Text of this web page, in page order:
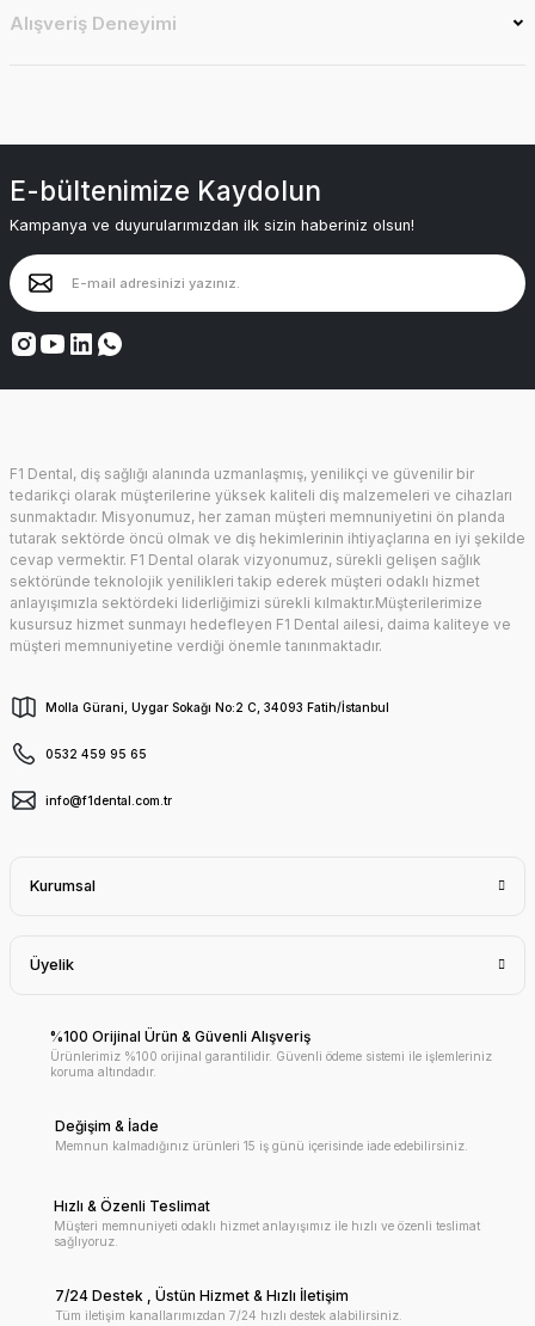
Alışveriş Deneyimi
E-bültenimize Kaydolun
Kampanya ve duyurularımızdan ilk sizin haberiniz olsun!
F1 Dental, diş sağlığı alanında uzmanlaşmış, yenilikçi ve güvenilir bir
tedarikçi olarak müşterilerine yüksek kaliteli diş malzemeleri ve cihazları
sunmaktadır. Misyonumuz, her zaman müşteri memnuniyetini ön planda
tutarak sektörde öncü olmak ve diş hekimlerinin ihtiyaçlarına en iyi şekilde
cevap vermektir. F1 Dental olarak vizyonumuz, sürekli gelişen sağlık
sektöründe teknolojik yenilikleri takip ederek müşteri odaklı hizmet
anlayışımızla sektördeki liderliğimizi sürekli kılmaktır.Müşterilerimize
kusursuz hizmet sunmayı hedefleyen F1 Dental ailesi, daima kaliteye ve
müşteri memnuniyetine verdiği önemle tanınmaktadır.
Molla Gürani, Uygar Sokağı No:2 C, 34093 Fatih/İstanbul
0532 459 95 65
info@f1dental.com.tr
Kurumsal
Üyelik
%100 Orijinal Ürün & Güvenli Alışveriş
Ürünlerimiz %100 orijinal garantilidir. Güvenli ödeme sistemi ile işlemleriniz
koruma altındadır.
Değişim & İade
Memnun kalmadığınız ürünleri 15 iş günü içerisinde iade edebilirsiniz.
Hızlı & Özenli Teslimat
Müşteri memnuniyeti odaklı hizmet anlayışımız ile hızlı ve özenli teslimat
sağlıyoruz.
7/24 Destek , Üstün Hizmet & Hızlı İletişim
Tüm iletişim kanallarımızdan 7/24 hızlı destek alabilirsiniz.